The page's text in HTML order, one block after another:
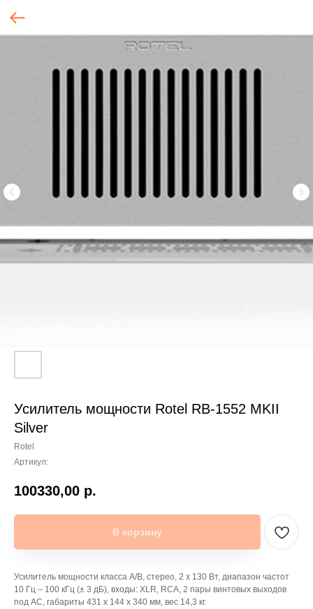
Усилитель мощности Rotel RB-1552 MKII
Silver
Rotel
Артикул:
100330,00 р.
В корзину
Усилитель мощности класса А/В, стерео, 2 х 130 Вт, диапазон частот
10 Гц – 100 кГц (± 3 дБ), входы: XLR, RCA, 2 пары винтовых выходов
под АС, габариты 431 x 144 x 340 мм, вес 14,3 кг.